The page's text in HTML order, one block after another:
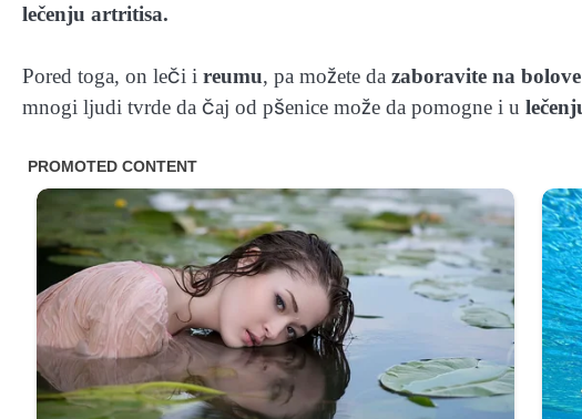
lečenju artritisa.
Pored toga, on leči i reumu, pa možete da zaboravite na
mnogi ljudi tvrde da čaj od pšenice može da pomogne i u